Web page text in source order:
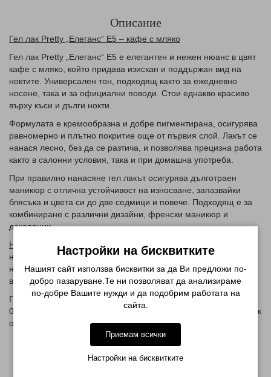
Описание
Гел лак Pretty „Елеганс“ E5 – кафе с мляко
Гел лак Pretty „Елеганс“ E5 е елегантен и нежен нюанс в цвят
кафе с мляко, който придава изискан и поддържан вид на
ноктите. Универсален тон, подходящ както за ежедневно
носене, така и за официални поводи. Стои еднакво красиво
върху къси и дълги нокти.
Формулата е кремообразна и добре пигментирана, осигурява
равномерно и плътно покритие още от първия слой. Лакът се
нанася лесно, без да се разтича, и позволява прецизна работа
както в салонни условия, така и при домашна употреба.
При правилно нанасяне гел лакът осигурява дълготраен
маникюр с отлична устойчивост на износване, запазвайки
блясъка и цвета си до две седмици и повече. Подходящ е за
комбиниране с различни дизайни, френски маникюр и
декорации.
Начин на употреба:
След подготовка на нокътната плочка
нанесете база, втвърдете под UV или LED лампа, след което
нанесете 1–2 тънки слоя от гел лака, като всеки слой се
втвърдява. Завършете с топ лак.
Произведено в Китай за ВМ 1715 ЕООД, София, тел.
0878222291, email: pretttyzone@gmail.comСрок на годност: Вик
опаковката!
Настройки на бисквитките
Нашият сайт използва бисквитки за да Ви предложи по-
добро пазаруване.Те ни позволяват да анализираме
по-добре Вашите нужди и да подобрим работата на
сайта.
Приемам всички
Настройки на бисквитките